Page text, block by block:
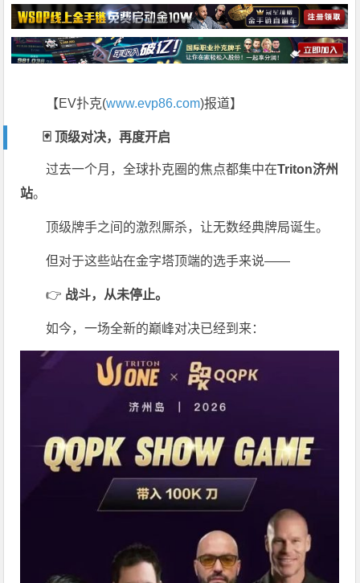
【EV扑克(www.evp86.com)报道】
🃏 顶级对决，再度开启
过去一个月，全球扑克圈的焦点都集中在Triton济州
站。
顶级牌手之间的激烈厮杀，让无数经典牌局诞生。
但对于这些站在金字塔顶端的选手来说——
👉 战斗，从未停止。
如今，一场全新的巅峰对决已经到来：